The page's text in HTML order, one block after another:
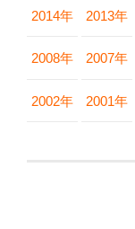
2014年 2013年
2008年 2007年
2002年 2001年